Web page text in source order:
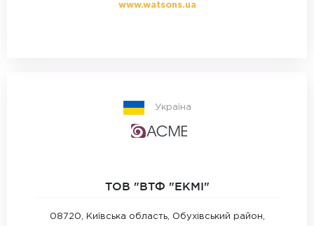
www.watsons.ua
Україна
ТОВ "ВТФ "ЕКМІ"
08720, Київська область, Обухівський район,